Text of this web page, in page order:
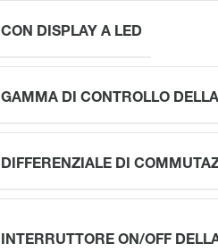
CON DISPLAY A LED
GAMMA DI CONTROLLO
DIFFERENZIALE DI
INTERRUTTORE ON/OFF